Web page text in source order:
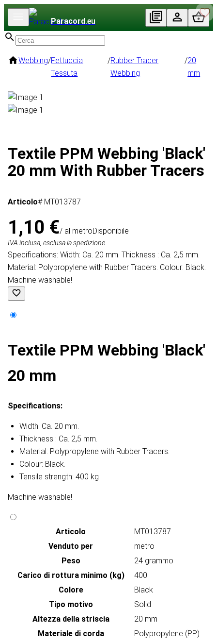
Paracord.eu
Webbing/Fettuccia
Tessuta
/Rubber Tracer
Webbing
/20
mm
Textile PPM Webbing 'Black'
20 mm With Rubber Tracers
Articolo# MT013787
1,10 €/ al metroDisponibile
IVA inclusa, esclusa la spedizione
Specifications: Width: Ca. 20 mm. Thickness : Ca. 2,5 mm.
Material: Polypropylene with Rubber Tracers. Colour: Black.
Machine washable!
Textile PPM Webbing 'Black'
20 mm
Specifications:
Width: Ca. 20 mm.
Thickness : Ca. 2,5 mm.
Material: Polypropylene with Rubber Tracers.
Colour: Black.
Tensile strength: 400 kg
Machine washable!
Articolo
MT013787
Venduto per
metro
Peso
24 grammo
Carico di rottura minimo (kg)
400
Colore
Black
Tipo motivo
Solid
Altezza della striscia
20 mm
Materiale di corda
Polypropylene (PP)